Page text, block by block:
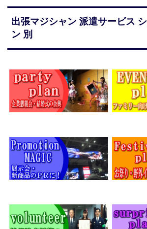
出張マジシャン 派遣サービス
ン 別